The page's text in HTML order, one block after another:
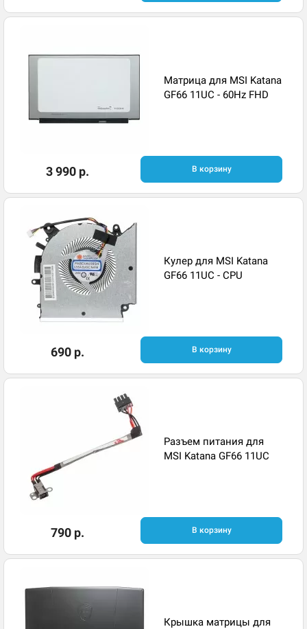
Матрица для MSI Katana
GF66 11UC - 60Hz FHD
3 990 р. В корзину
Кулер для MSI Katana
GF66 11UC - CPU
690 р. В корзину
Разъем питания для
MSI Katana GF66 11UC
790 р. В корзину
Крышка матрицы для